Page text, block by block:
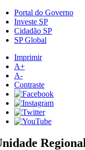
Portal do Governo
Investe SP
Cidadão SP
SP Global
Imprimir
A+
A-
Contraste